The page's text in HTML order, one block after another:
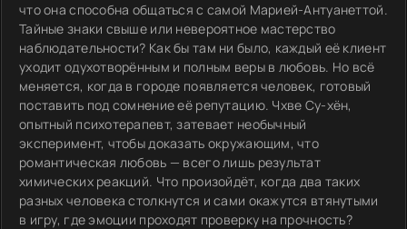
что она способна общаться с самой Марией-Антуанеттой.
Тайные знаки свыше или невероятное мастерство
наблюдательности? Как бы там ни было, каждый её клиент
уходит одухотворённым и полным веры в любовь. Но всё
меняется, когда в городе появляется человек, готовый
поставить под сомнение её репутацию. Чхве Су-хён,
опытный психотерапевт, затевает необычный
эксперимент, чтобы доказать окружающим, что
романтическая любовь — всего лишь результат
химических реакций. Что произойдёт, когда два таких
разных человека столкнутся и сами окажутся втянутыми
в игру, где эмоции проходят проверку на прочность?